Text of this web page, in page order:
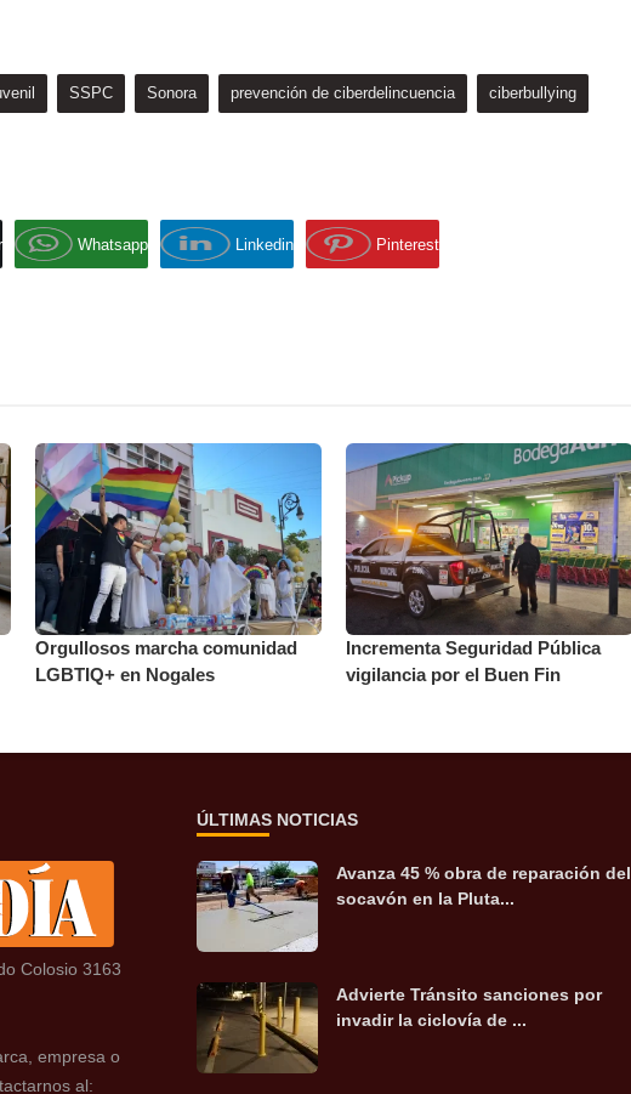
SSPC Sonora prevención de ciberdelincuencia ciberbullying
Whatsapp Linkedin Pinterest
Orgullosos marcha comunidad
LGBTIQ+ en Nogales
Incrementa Seguridad Pública
vigilancia por el Buen Fin
Colosio 3163
empresa o
al:
ÚLTIMAS NOTICIAS
Avanza 45 % obra de reparación del
socavón en la Pluta...
Advierte Tránsito sanciones por
invadir la ciclovía de ...